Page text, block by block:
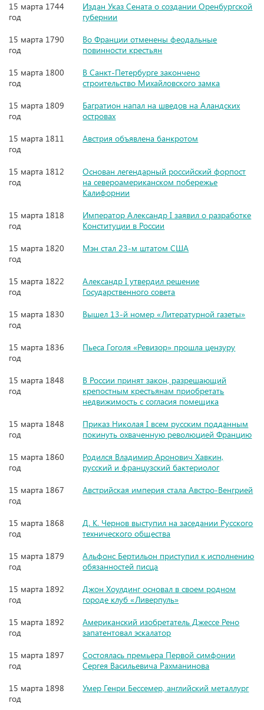
15 марта 1744
год
Издан Указ Сената о создании Оренбургской
губернии
15 марта 1790
год
Во Франции отменены феодальные
повинности крестьян
15 марта 1800
год
В Санкт-Петербурге закончено
строительство Михайловского замка
15 марта 1809
год
Багратион напал на шведов на Аландских
островах
15 марта 1811
год
Австрия объявлена банкротом
15 марта 1812
год
Основан легендарный российский форпост
на североамериканском побережье
Калифорнии
15 марта 1818
год
Император Александр I заявил о разработке
Конституции в России
15 марта 1820
год
Мэн стал 23-м штатом США
15 марта 1822
год
Александр I утвердил решение
Государственного совета
15 марта 1830
год
Вышел 13-й номер «Литературной газеты»
15 марта 1836
год
Пьеса Гоголя «Ревизор» прошла цензуру
15 марта 1848
год
В России принят закон, разрешающий
крепостным крестьянам приобретать
недвижимость с согласия помещика
15 марта 1848
год
Приказ Николая I всем русским подданным
покинуть охваченную революцией Францию
15 марта 1860
год
Родился Владимир Аронович Хавкин,
русский и французский бактериолог
15 марта 1867
год
Австрийская империя стала Австро-Венгрией
15 марта 1868
год
Д. К. Чернов выступил на заседании Русского
технического общества
15 марта 1879
год
Альфонс Бертильон приступил к исполнению
обязанностей писца
15 марта 1892
год
Джон Хоулдинг основал в своем родном
городе клуб «Ливерпуль»
15 марта 1892
год
Американский изобретатель Джессе Рено
запатентовал эскалатор
15 марта 1897
год
Cостоялась премьера Первой симфонии
Сергея Васильевича Рахманинова
15 марта 1898
год
Умер Генри Бессемер, английский металлург